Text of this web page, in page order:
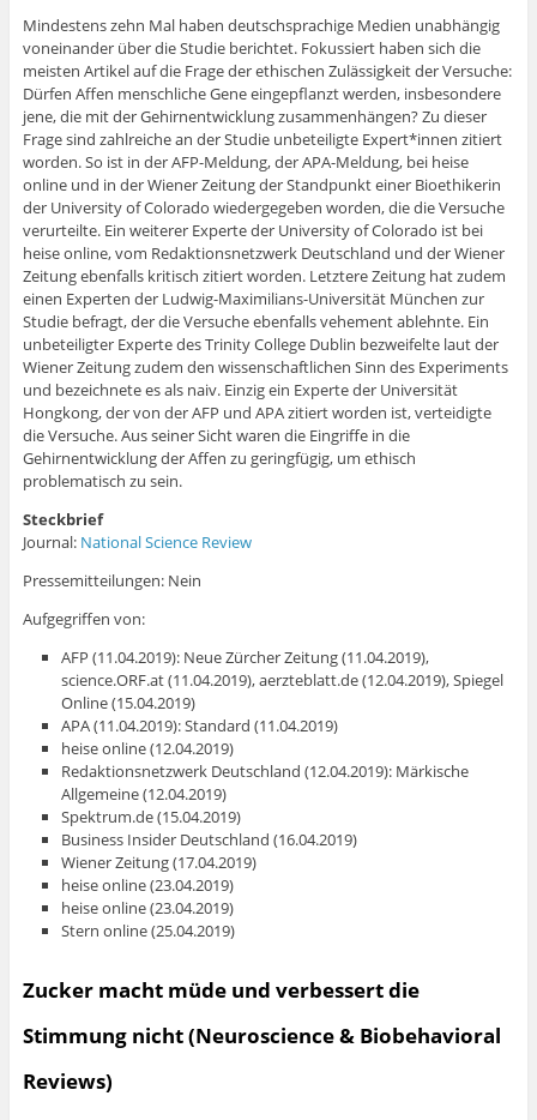
Mindestens zehn Mal haben deutschsprachige Medien unabhängig
voneinander über die Studie berichtet. Fokussiert haben sich die
meisten Artikel auf die Frage der ethischen Zulässigkeit der Versuche:
Dürfen Affen menschliche Gene eingepflanzt werden, insbesondere
jene, die mit der Gehirnentwicklung zusammenhängen? Zu dieser
Frage sind zahlreiche an der Studie unbeteiligte Expert*innen zitiert
worden. So ist in der AFP-Meldung, der APA-Meldung, bei heise
online und in der Wiener Zeitung der Standpunkt einer Bioethikerin
der University of Colorado wiedergegeben worden, die die Versuche
verurteilte. Ein weiterer Experte der University of Colorado ist bei
heise online, vom Redaktionsnetzwerk Deutschland und der Wiener
Zeitung ebenfalls kritisch zitiert worden. Letztere Zeitung hat zudem
einen Experten der Ludwig-Maximilians-Universität München zur
Studie befragt, der die Versuche ebenfalls vehement ablehnte. Ein
unbeteiligter Experte des Trinity College Dublin bezweifelte laut der
Wiener Zeitung zudem den wissenschaftlichen Sinn des Experiments
und bezeichnete es als naiv. Einzig ein Experte der Universität
Hongkong, der von der AFP und APA zitiert worden ist, verteidigte
die Versuche. Aus seiner Sicht waren die Eingriffe in die
Gehirnentwicklung der Affen zu geringfügig, um ethisch
problematisch zu sein.
Steckbrief
Journal: National Science Review
Pressemitteilungen: Nein
Aufgegriffen von:
AFP (11.04.2019): Neue Zürcher Zeitung (11.04.2019),
science.ORF.at (11.04.2019), aerzteblatt.de (12.04.2019), Spiegel
Online (15.04.2019)
APA (11.04.2019): Standard (11.04.2019)
heise online (12.04.2019)
Redaktionsnetzwerk Deutschland (12.04.2019): Märkische
Allgemeine (12.04.2019)
Spektrum.de (15.04.2019)
Business Insider Deutschland (16.04.2019)
Wiener Zeitung (17.04.2019)
heise online (23.04.2019)
heise online (23.04.2019)
Stern online (25.04.2019)
Zucker macht müde und verbessert die
Stimmung nicht (Neuroscience & Biobehavioral
Reviews)